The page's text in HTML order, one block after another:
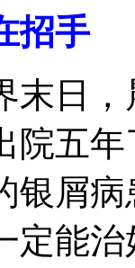
招手
末日
院五
银屑
定能